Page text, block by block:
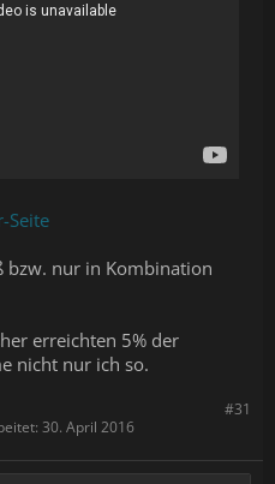
Seite
bzw. nur in Kombination
erreichten 5% der
nicht nur ich so.
#31
30. April 2016